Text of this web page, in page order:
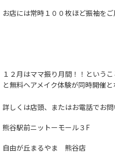
お店には常時１００枚ほど振袖を
１２月はママ振り月間！！という
と無料ヘアメイク体験が同時開催
詳しくは店頭、またはお電話でお問
熊谷駅前ニットーモール３F
自由が丘まるやま 熊谷店